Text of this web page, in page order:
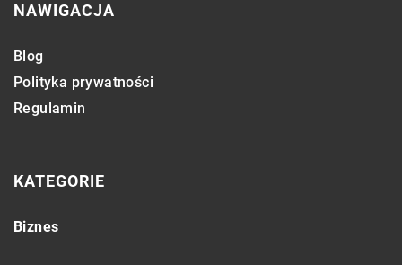
NAWIGACJA
Blog
Polityka prywatności
Regulamin
KATEGORIE
Biznes